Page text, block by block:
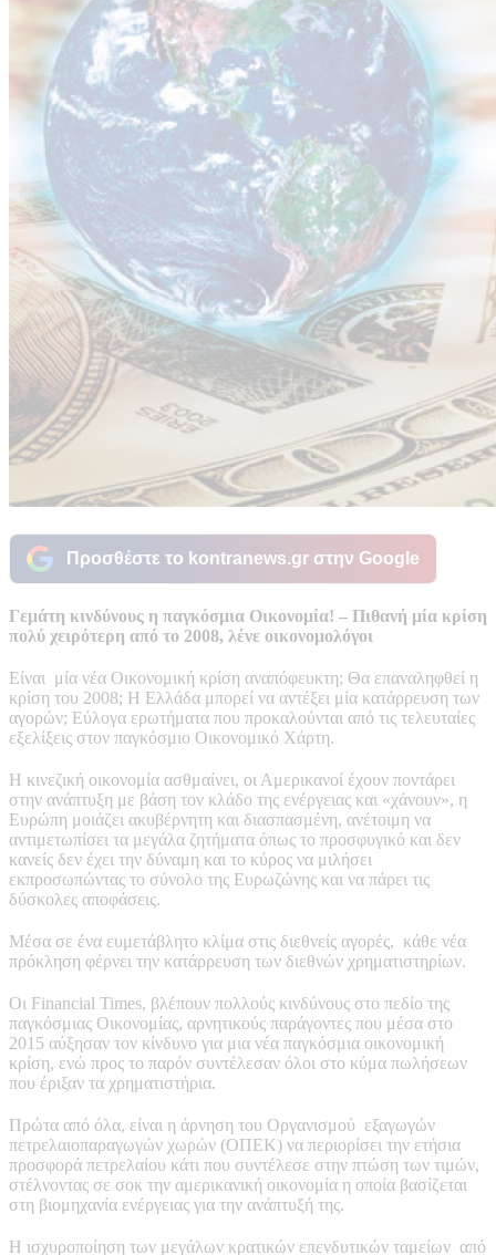
Προσθέστε το kontranews.gr στην Google
Γεμάτη κινδύνους η παγκόσμια Οικονομία! – Πιθανή μία κρίση
πολύ χειρότερη από το 2008, λένε οικονομολόγοι
Είναι μία νέα Οικονομική κρίση αναπόφευκτη; Θα επαναληφθεί η
κρίση του 2008; Η Ελλάδα μπορεί να αντέξει μία κατάρρευση των
αγορών; Εύλογα ερωτήματα που προκαλούνται από τις τελευταίες
εξελίξεις στον παγκόσμιο Οικονομικό Χάρτη.
Η κινεζική οικονομία ασθμαίνει, οι Αμερικανοί έχουν ποντάρει
στην ανάπτυξη με βάση τον κλάδο της ενέργειας και «χάνουν», η
Ευρώπη μοιάζει ακυβέρνητη και διασπασμένη, ανέτοιμη να
αντιμετωπίσει τα μεγάλα ζητήματα όπως το προσφυγικό και δεν
κανείς δεν έχει την δύναμη και το κύρος να μιλήσει
εκπροσωπώντας το σύνολο της Ευρωζώνης και να πάρει τις
δύσκολες αποφάσεις.
Μέσα σε ένα ευμετάβλητο κλίμα στις διεθνείς αγορές, κάθε νέα
πρόκληση φέρνει την κατάρρευση των διεθνών χρηματιστηρίων.
Οι Financial Times, βλέπουν πολλούς κινδύνους στο πεδίο της
παγκόσμιας Οικονομίας, αρνητικούς παράγοντες που μέσα στο
2015 αύξησαν τον κίνδυνο για μια νέα παγκόσμια οικονομική
κρίση, ενώ προς το παρόν συντέλεσαν όλοι στο κύμα πωλήσεων
που έριξαν τα χρηματιστήρια.
Πρώτα από όλα, είναι η άρνηση του Οργανισμού εξαγωγών
πετρελαιοπαραγωγών χωρών (ΟΠΕΚ) να περιορίσει την ετήσια
προσφορά πετρελαίου κάτι που συντέλεσε στην πτώση των τιμών,
στέλνοντας σε σοκ την αμερικανική οικονομία η οποία βασίζεται
στη βιομηχανία ενέργειας για την ανάπτυξή της.
Η ισχυροποίηση των μεγάλων κρατικών επενδυτικών ταμείων από